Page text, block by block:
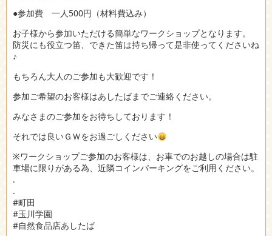
●参加費 一人500円（材料費込み）
お子様から参加いただける簡単なワークショップとなります。
防災にも役立つ笛、できた笛は持ち帰って是非使ってくださいね
♪
もちろん大人のご参加も大歓迎です！
参加ご希望のお客様はあしたばまでご連絡ください。
みなさまのご参加をお待ちしております！
それでは良いＧＷをお過ごしください
※ワークショップご参加のお客様は、お車でのお越しの場合は駐
車場に限りがある為、近隣コインパーキングをご利用ください。
.
.
#町田
#玉川学園
#自然食品店あしたば